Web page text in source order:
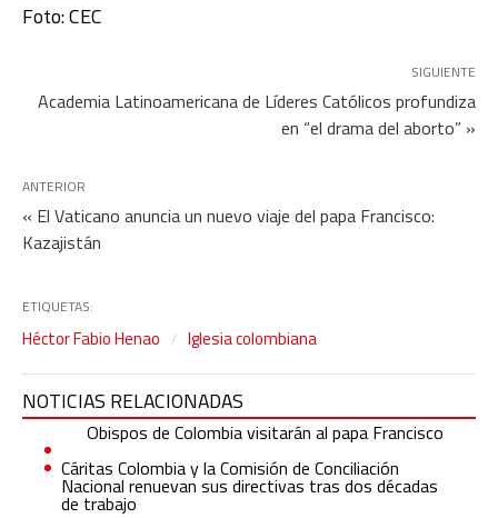
Foto: CEC
SIGUIENTE
Academia Latinoamericana de Líderes Católicos profundiza
en “el drama del aborto” »
ANTERIOR
« El Vaticano anuncia un nuevo viaje del papa Francisco:
Kazajistán
ETIQUETAS:
Héctor Fabio Henao Iglesia colombiana
NOTICIAS RELACIONADAS
Obispos de Colombia visitarán al papa Francisco
Cáritas Colombia y la Comisión de Conciliación
Nacional renuevan sus directivas tras dos décadas
de trabajo